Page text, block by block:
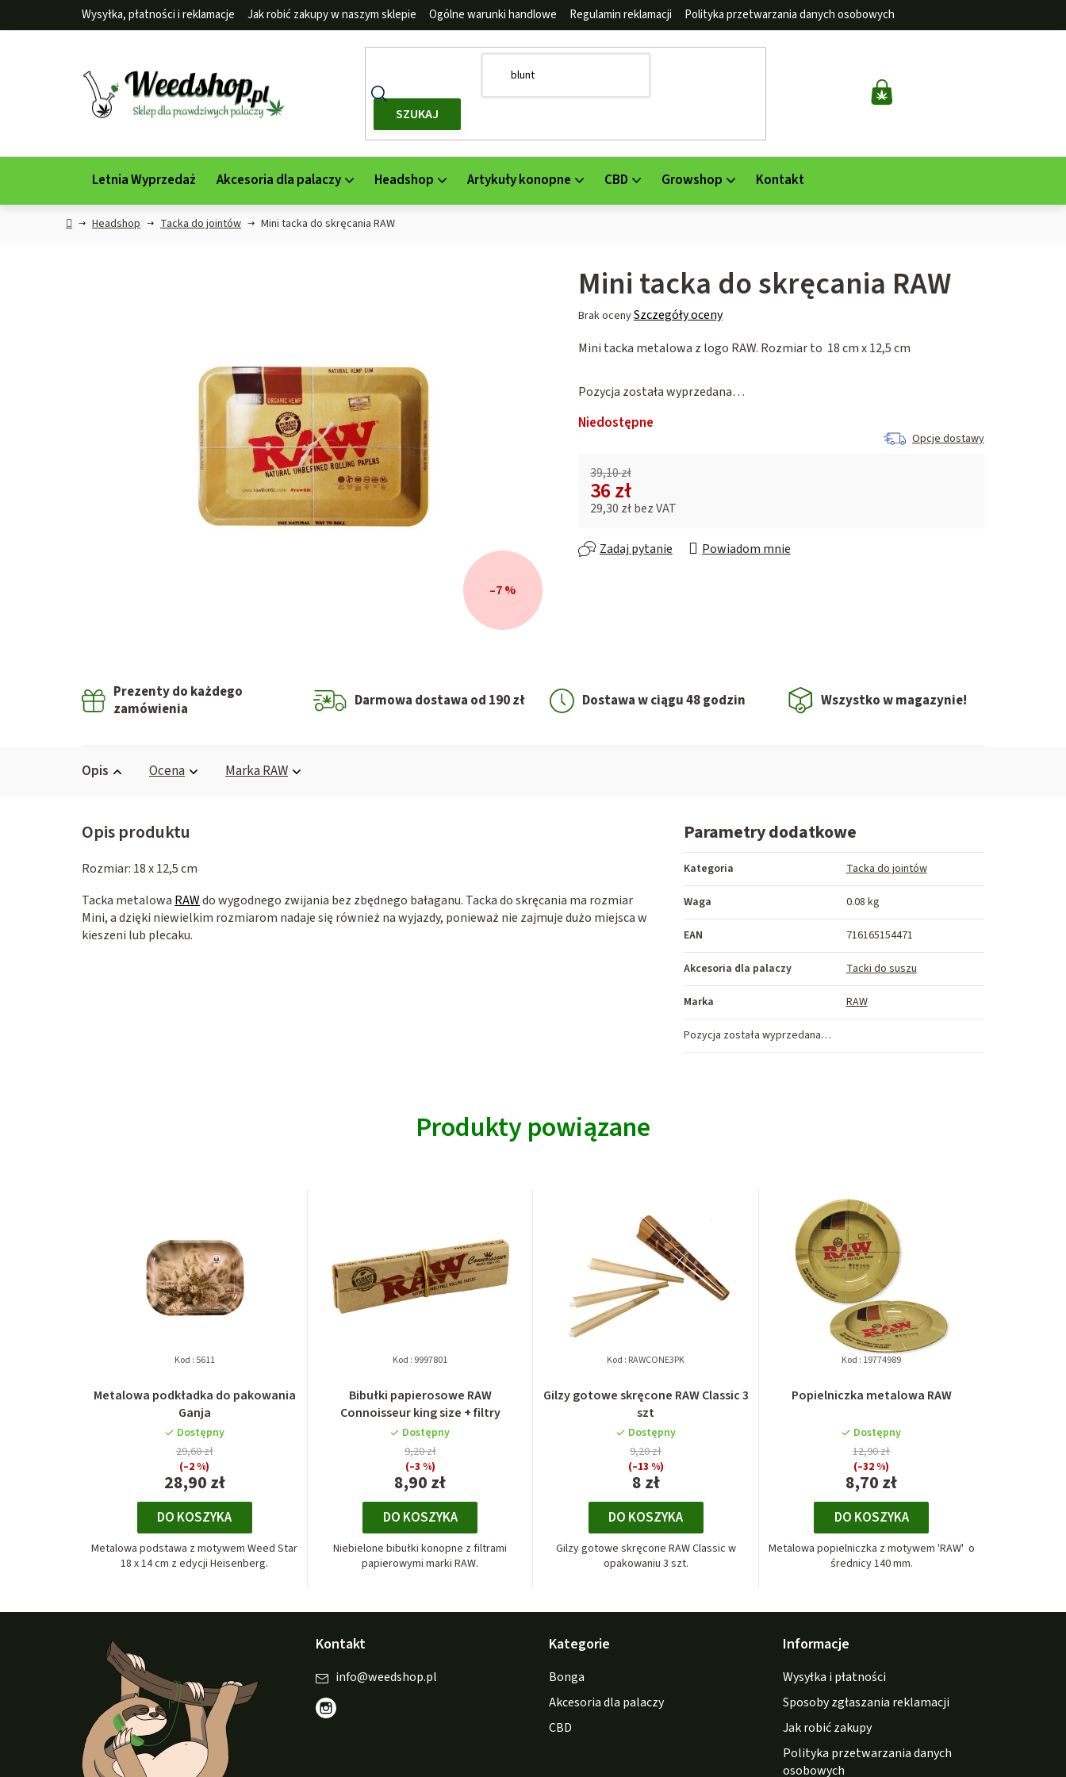
Wysyłka, płatności i reklamacje Jak robić zakupy w naszym sklepie Ogólne warunki handlowe Regulamin reklamacji Polityka przetwarzania danych osobowych
SZUKAJ KOSZYK
Letnia Wyprzedaż Akcesoria dla palaczy Headshop Artykuły konopne CBD Growshop Kontakt
HomeHeadshop Tacka do jointów Mini tacka do skręcania RAW
Mini tacka do skręcania RAW
Średnia
produktu
0,0
na
5
Brak ocenySzczegóły oceny
Mini tacka metalowa z logo RAW. Rozmiar to 18 cm x 12,5 cm
Pozycja została wyprzedana…
Niedostępne
Opcje dostawy
39,10 zł
36 zł
29,30 zł bez VAT
Zadaj pytanie
Powiadom mnie
–7 %
Prezenty do każdego
zamówienia
Darmowa dostawa od 190 zł Dostawa w ciągu 48 godzin Wszystko w magazynie!
Opis Ocena MarkaRAW
Rozmiar: 18 x 12,5 cm
Tacka metalowa RAWdo wygodnego zwijania bez zbędnego bałaganu. Tacka do skręcania ma rozmiar
Mini, a dzięki niewielkim rozmiarom nadaje się również na wyjazdy, ponieważ nie zajmuje dużo miejsca w
kieszeni lub plecaku.
Parametry dodatkowe
Kategoria Tacka do jointów
Waga 0.08 kg
EAN 716165154471
Akcesoria dla palaczy Tacki do suszu
Marka RAW
Pozycja została wyprzedana…
Produkty powiązane
Metalowa podkładka do pakowania
Ganja
Dostępny
28,90 zł
29,60 zł
(–2 %)
DO KOSZYKA
Metalowa podstawa z motywem Weed Star
18 x 14 cm z edycji Heisenberg.
Kod : 5611
Bibułki papierosowe RAW
Connoisseur king size + filtry
Dostępny
8,90 zł
9,20 zł
(–3 %)
DO KOSZYKA
Niebielone bibułki konopne z filtrami
papierowymi marki RAW.
Kod : 9997801
Gilzy gotowe skręcone RAW Classic 3
szt
Dostępny
8 zł
9,20 zł
(–13 %)
DO KOSZYKA
Gilzy gotowe skręcone RAW Classic w
opakowaniu 3 szt.
Kod : RAWCONE3PK
Popielniczka metalowa RAW
Dostępny
8,70 zł
12,90 zł
(–32 %)
DO KOSZYKA
Metalowa popielniczka z motywem 'RAW' o
średnicy 140 mm.
Kod : 19774989
Kontakt
info@weedshop.pl
Kategorie
Bonga
Akcesoria dla palaczy
CBD
Informacje
Wysyłka i płatności
Sposoby zgłaszania reklamacji
Jak robić zakupy
Polityka przetwarzania danych
osobowych